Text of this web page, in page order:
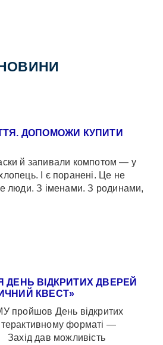
ДОПОМОЖИ КУПИТИ
й запивали компотом — у
І є поранені. Це не
люди. З іменами. З родинами,
ДЕНЬ ВІДКРИТИХ ДВЕРЕЙ
КВЕСТ»
пройшов День відкритих
форматі —
дав можливість